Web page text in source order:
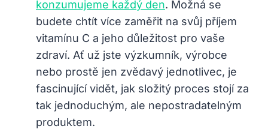
konzumujeme každý den. Možná se
budete chtít více zaměřit na svůj příjem
vitamínu C a jeho důležitost pro vaše
zdraví. Ať už jste výzkumník, výrobce
nebo prostě jen zvědavý jednotlivec, je
fascinující vidět, jak složitý proces stojí za
tak jednoduchým, ale nepostradatelným
produktem.